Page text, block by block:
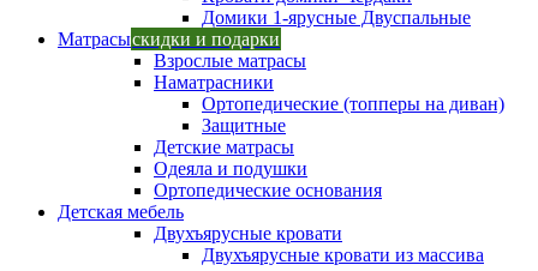
Домики 1-ярусные Двуспальные
Матрасыскидки и подарки
Взрослые матрасы
Наматрасники
Ортопедические (топперы на диван)
Защитные
Детские матрасы
Одеяла и подушки
Ортопедические основания
Детская мебель
Двухъярусные кровати
Двухъярусные кровати из массива